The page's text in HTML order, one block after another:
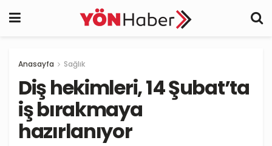
Anasayfa Sağlık
Diş hekimleri, 14 Şubat’ta
iş bırakmaya
hazırlanıyor